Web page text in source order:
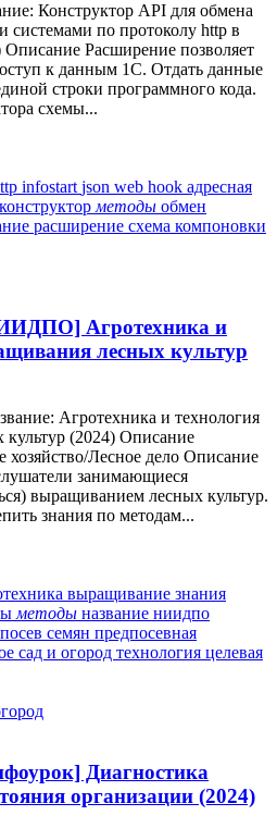
Конструктор API для обмена
системами по протоколу http в
Расширение позволяет
к данным 1С. Отдать данные
строки программного кода.
схемы...
infostart json web hook адресная
конструктор методы обмен
расширение схема компоновки
Агротехника и
лесных культур
Агротехника и технология
(2024) Описание
хозяйство/Лесное дело Описание
занимающиеся
выращиванием лесных культур.
знания по методам...
выращивание знания
методы название ниидпо
посев семян предпосевная
сад и огород технология целевая
Диагностика
организации (2024)